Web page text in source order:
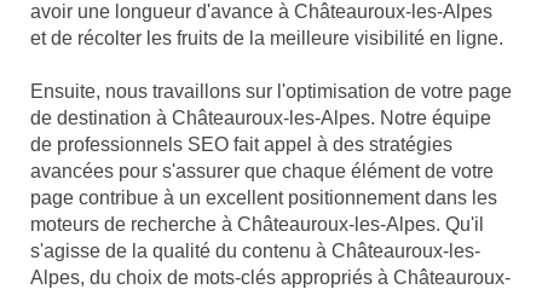
avoir une longueur d'avance à Châteauroux-les-Alpes
et de récolter les fruits de la meilleure visibilité en ligne.
Ensuite, nous travaillons sur l'optimisation de votre page
de destination à Châteauroux-les-Alpes. Notre équipe
de professionnels SEO fait appel à des stratégies
avancées pour s'assurer que chaque élément de votre
page contribue à un excellent positionnement dans les
moteurs de recherche à Châteauroux-les-Alpes. Qu'il
s'agisse de la qualité du contenu à Châteauroux-les-
Alpes, du choix de mots-clés appropriés à Châteauroux-